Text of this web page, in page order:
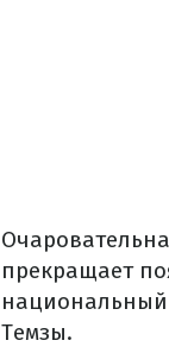
прекращает
Темзы.